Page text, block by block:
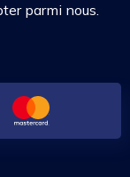
parmi nous.